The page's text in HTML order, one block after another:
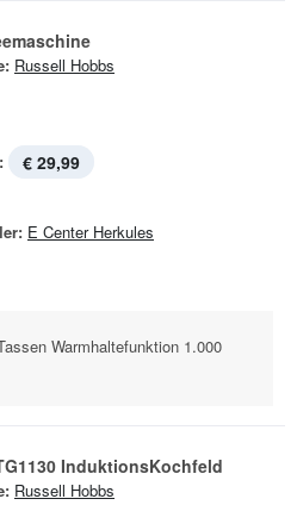
Russell Hobbs
€ 29,99
E Center Herkules
Warmhaltefunktion 1.000
InduktionsKochfeld
Russell Hobbs